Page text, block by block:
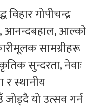
विहार गोपीचन्द्र
आनन्दबहाल, आल्को
सामग्रीहरू
सुन्दरता, नेवाः
स्थानीय
यो उत्सव गर्न